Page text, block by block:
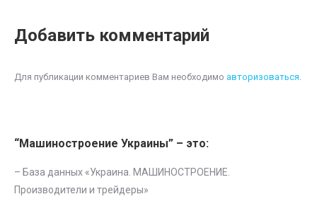
Добавить комментарий
Для публикации комментариев Вам необходимо авторизоваться.
“Машиностроение Украины” – это:
– База данных «Украина. МАШИНОСТРОЕНИЕ.
Производители и трейдеры»